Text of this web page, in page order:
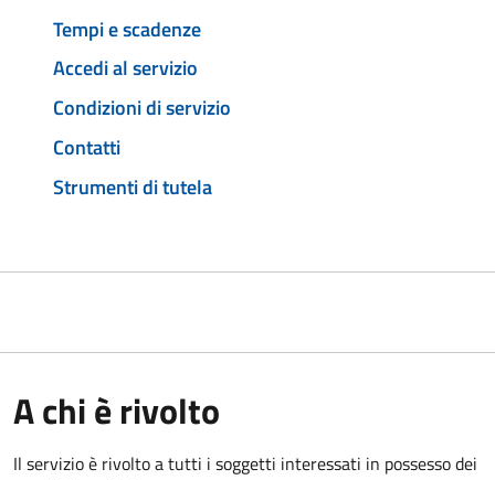
Tempi e scadenze
Accedi al servizio
Condizioni di servizio
Contatti
Strumenti di tutela
A chi è rivolto
Il servizio è rivolto a tutti i soggetti interessati in possesso dei